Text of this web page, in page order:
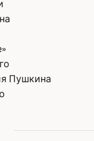
Пушкина